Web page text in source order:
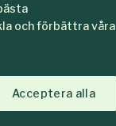
och förbättra våra
Acceptera alla